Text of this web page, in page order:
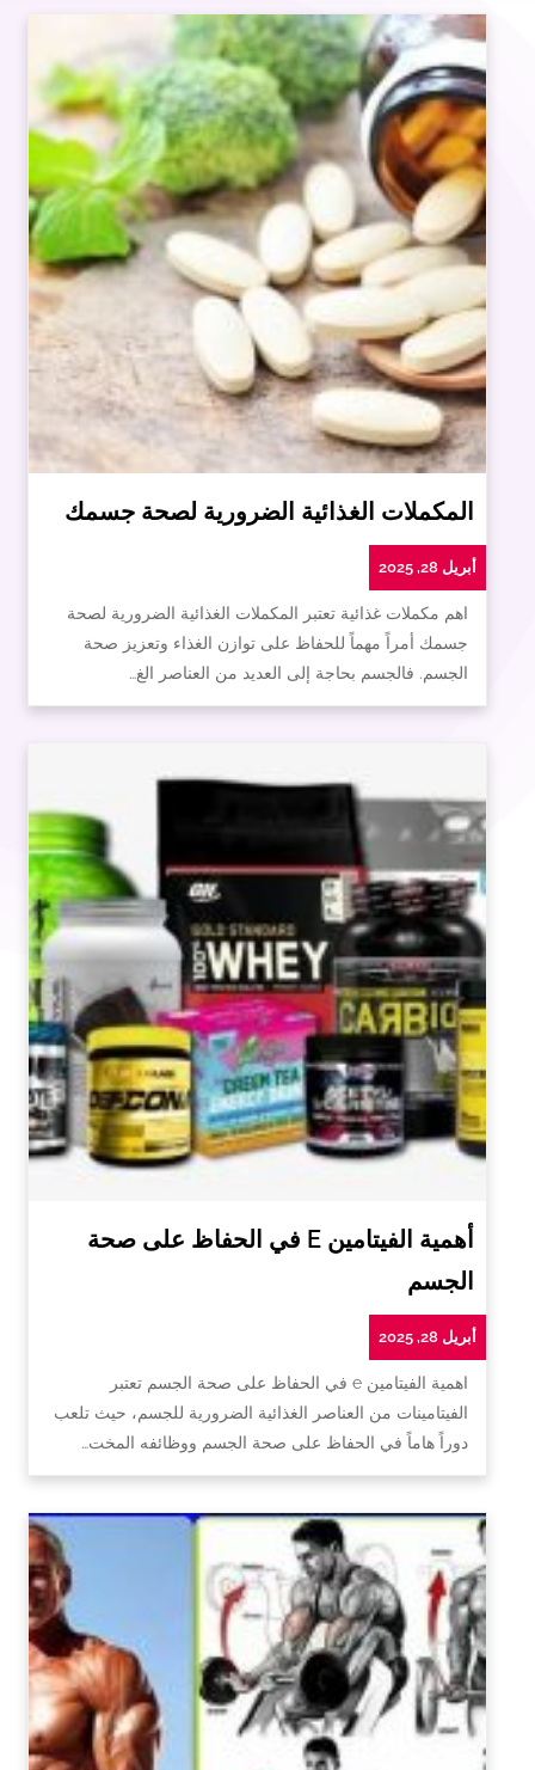
المكملات الغذائية الضرورية لصحة جسمك
أبريل 28, 2025
اهم مكملات غذائية تعتبر المكملات الغذائية الضرورية لصحة
جسمك أمراً مهماً للحفاظ على توازن الغذاء وتعزيز صحة
الجسم. فالجسم بحاجة إلى العديد من العناصر الغ…
أهمية الفيتامين E في الحفاظ على صحة
الجسم
أبريل 28, 2025
اهمية الفيتامين e في الحفاظ على صحة الجسم تعتبر
الفيتامينات من العناصر الغذائية الضرورية للجسم، حيث تلعب
دوراً هاماً في الحفاظ على صحة الجسم ووظائفه المخت…